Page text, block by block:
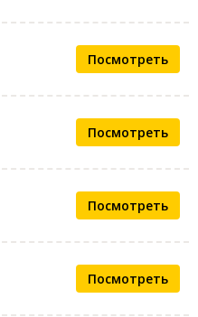
Посмотреть
Посмотреть
Посмотреть
Посмотреть